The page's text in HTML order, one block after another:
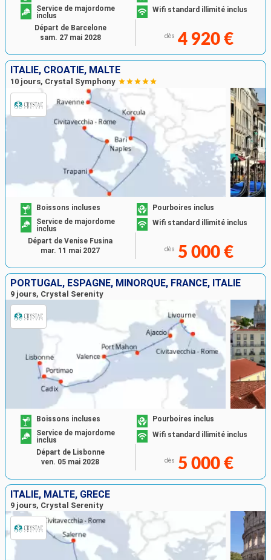
Service de majordome
inclus
Wifi standard illimité inclus
dès 4 920 €
Départ de Barcelone
sam. 27 mai 2028
ITALIE, CROATIE, MALTE
10 jours, Crystal Symphony
Boissons incluses
Pourboires inclus
Service de majordome
inclus
Wifi standard illimité inclus
dès 5 000 €
Départ de Venise Fusina
mar. 11 mai 2027
PORTUGAL, ESPAGNE, MINORQUE, FRANCE, ITALIE
9 jours, Crystal Serenity
Boissons incluses
Pourboires inclus
Service de majordome
inclus
Wifi standard illimité inclus
dès 5 000 €
Départ de Lisbonne
ven. 05 mai 2028
ITALIE, MALTE, GRÈCE
9 jours, Crystal Serenity